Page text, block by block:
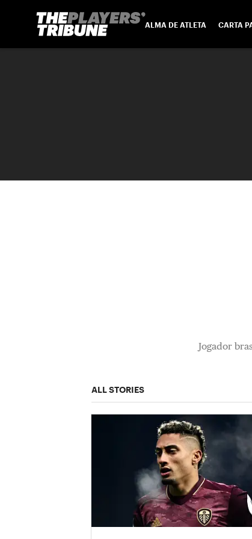
ALMA DE ATLETA CARTA
Jogador
ALL STORIES